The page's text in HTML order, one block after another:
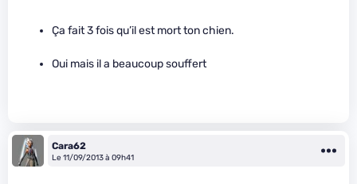
Ça fait 3 fois qu’il est mort ton chien.
Oui mais il a beaucoup souffert
Cara62
Le 11/09/2013 à 09h41